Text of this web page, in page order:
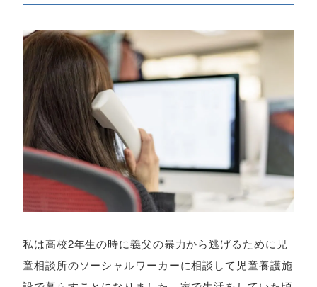
私は高校2年生の時に義父の暴力から逃げるために児
童相談所のソーシャルワーカーに相談して児童養護施